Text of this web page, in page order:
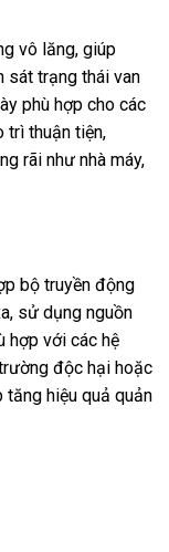
vô lăng, giúp
sát trạng thái van
phù hợp cho các
trì thuận tiện,
rãi như nhà máy,
bộ truyền động
sử dụng nguồn
hợp với các hệ
độc hại hoặc
hiệu quả quản